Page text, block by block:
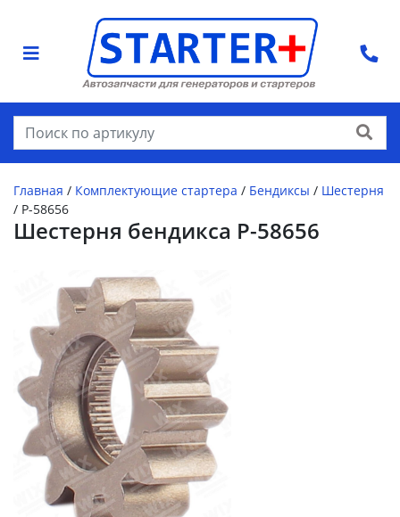
Найти
Главная / Комплектующие стартера / Бендиксы / Шестерня
/ P-58656
Шестерня бендикса P-58656